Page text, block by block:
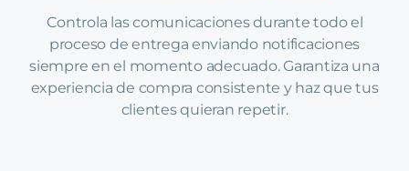
Controla las comunicaciones durante todo el
proceso de entrega enviando notificaciones
siempre en el momento adecuado. Garantiza una
experiencia de compra consistente y haz que tus
clientes quieran repetir.